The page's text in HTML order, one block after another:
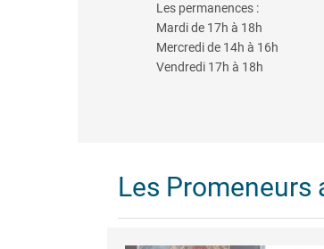
Les permanences :
Mardi de 17h à 18h
Mercredi de 14h à 16h
Vendredi 17h à 18h
Les Promeneurs